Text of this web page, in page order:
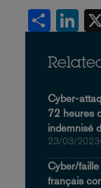
Share
Cyber-
72 heures
indemnisé
23/03/2023
Cyber/
français